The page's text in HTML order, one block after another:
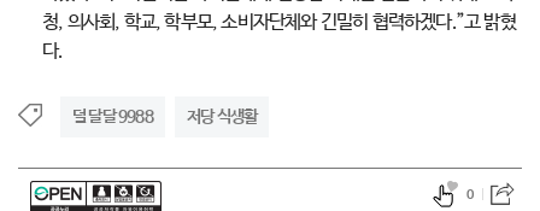
청, 의사회, 학교, 학부모, 소비자단체와 긴밀히 협력하겠다.”고 밝혔
다.
덜 달달 9988 저당 식생활
0